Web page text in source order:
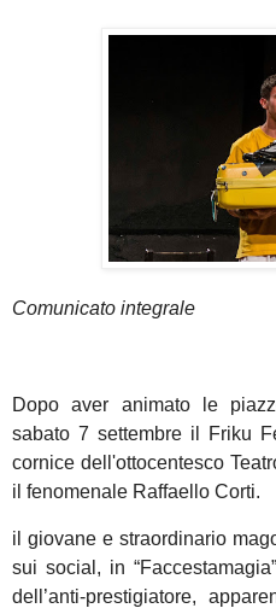
Comunicato integrale
Dopo aver animato le
sabato 7 settembre il Friku
cornice dell'ottocentesco
il fenomenale Raffaello Corti.
il giovane e straordinario
sui social, in
dell’anti-prestigiatore,